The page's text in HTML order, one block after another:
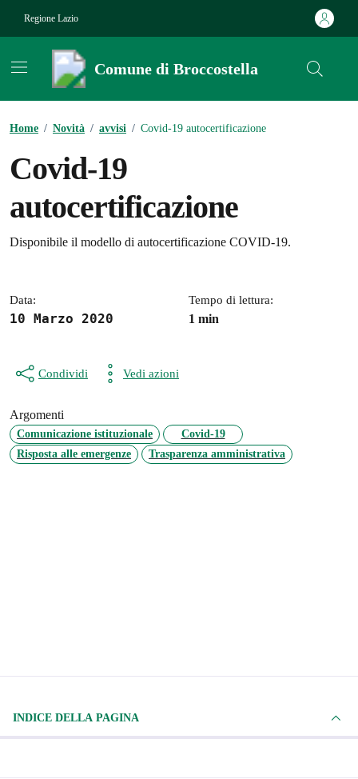
Regione Lazio
Comune di Broccostella
Home / Novità / avvisi / Covid-19 autocertificazione
Covid-19
autocertificazione
Dettagli della notizia
Disponibile il modello di autocertificazione COVID-19.
Data:
10 Marzo 2020
Tempo di lettura:
1 min
Condividi Vedi azioni
Argomenti
Comunicazione istituzionale
Covid-19
Risposta alle emergenze
Trasparenza amministrativa
INDICE DELLA PAGINA